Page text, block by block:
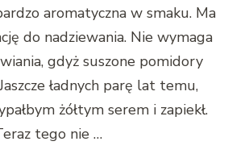
aromatyczna w smaku. Ma
do nadziewania. Nie wymaga
gdyż suszone pomidory
ładnych parę lat temu,
żółtym serem i zapiekł.
tego nie …